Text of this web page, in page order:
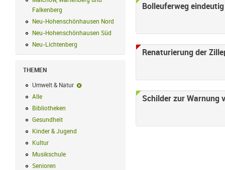
Falkenberg Malchow, Wartenberg und Falkenberg Filter anwenden
Neu-Hohenschönhausen Nord
Neu-Hohenschönhausen Süd
Neu-Hohenschönhausen Süd Filter
Neu-Lichtenberg Neu-Lichtenberg Filter anwenden
THEMEN
Umwelt & Natur
Alle
Bibliotheken
Gesundheit
Kinder & Jugend
Kultur
Musikschule
Senioren
Bolleuferweg
Renaturierung der
Schilder zur Warnung